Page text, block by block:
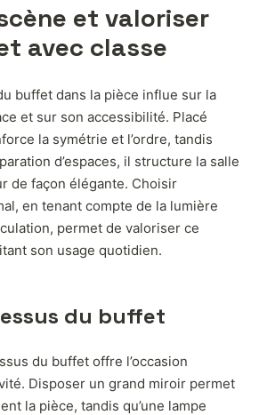
et valoriser
avec classe
buffet dans la pièce influe sur la
et sur son accessibilité. Placé
la symétrie et l’ordre, tandis
d’espaces, il structure la salle
de façon élégante. Choisir
en tenant compte de la lumière
permet de valoriser ce
son usage quotidien.
du buffet
du buffet offre l’occasion
Disposer un grand miroir permet
la pièce, tandis qu’une lampe